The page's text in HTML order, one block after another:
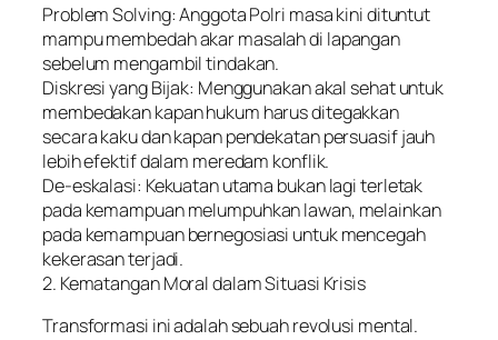
Problem Solving: Anggota Polri masa kini dituntut
mampu membedah akar masalah di lapangan
sebelum mengambil tindakan.
Diskresi yang Bijak: Menggunakan akal sehat untuk
membedakan kapan hukum harus ditegakkan
secara kaku dan kapan pendekatan persuasif jauh
lebih efektif dalam meredam konflik.
De-eskalasi: Kekuatan utama bukan lagi terletak
pada kemampuan melumpuhkan lawan, melainkan
pada kemampuan bernegosiasi untuk mencegah
kekerasan terjadi.
2. Kematangan Moral dalam Situasi Krisis
Transformasi ini adalah sebuah revolusi mental.